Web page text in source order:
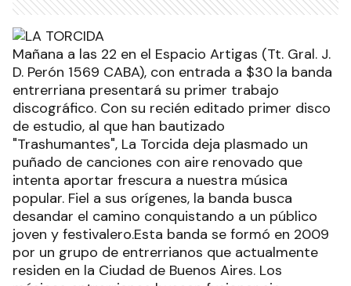
Mañana a las 22 en el Espacio Artigas (Tt. Gral. J.
D. Perón 1569 CABA), con entrada a $30 la banda
entrerriana presentará su primer trabajo
discográfico. Con su recién editado primer disco
de estudio, al que han bautizado
"Trashumantes", La Torcida deja plasmado un
puñado de canciones con aire renovado que
intenta aportar frescura a nuestra música
popular. Fiel a sus orígenes, la banda busca
desandar el camino conquistando a un público
joven y festivalero.Esta banda se formó en 2009
por un grupo de entrerrianos que actualmente
residen en la Ciudad de Buenos Aires. Los